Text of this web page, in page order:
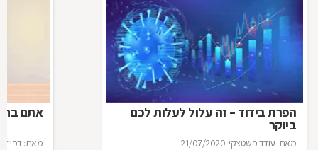
הפרת בידוד – זה עלול לעלות לכם
ביוקר
מאת: עודד פשטצקי 21/07/2020
אתם
מאת: דפי